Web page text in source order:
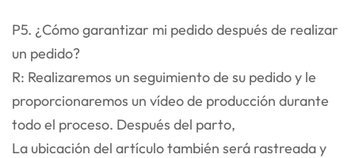
P5. ¿Cómo garantizar mi pedido después de realizar
un pedido?
R: Realizaremos un seguimiento de su pedido y le
proporcionaremos un vídeo de producción durante
todo el proceso. Después del parto,
La ubicación del artículo también será rastreada y